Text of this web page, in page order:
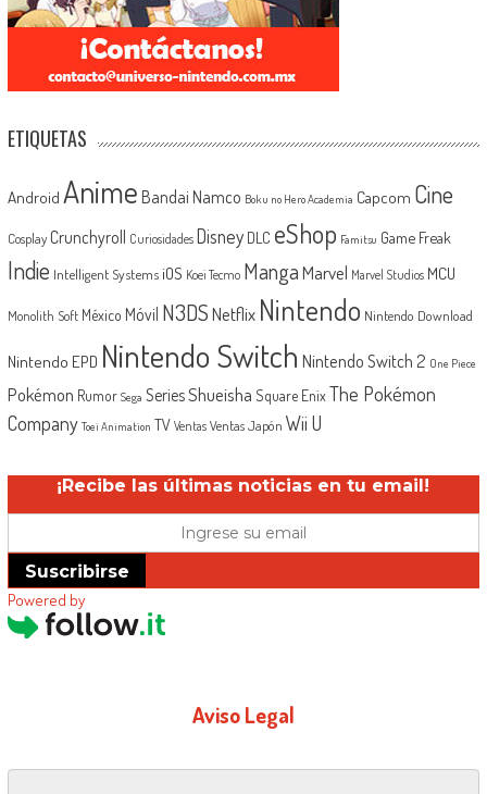
ETIQUETAS
Android Anime Bandai Namco Boku no Hero Academia Capcom Cine
Cosplay Crunchyroll Curiosidades Disney DLC eShop Famitsu Game Freak
Indie Intelligent Systems iOS Koei Tecmo MangaMarvel Marvel Studios MCU
Monolith Soft México Móvil N3DSNetflix Nintendo Nintendo Download
Nintendo EPD Nintendo Switch Nintendo Switch 2 One Piece
Pokémon Rumor Sega SeriesShueisha Square EnixThe Pokémon
Company Toei Animation TV Ventas Ventas Japón Wii U
¡Recibe las últimas noticias en tu email!
Suscribirse
Powered by
Aviso Legal